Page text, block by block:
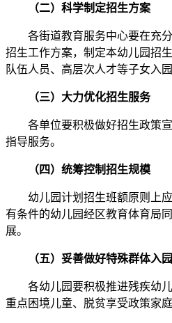
（二）科学制定招生方案
各街道教育服务中心要在充分
招生工作方案，制定本幼儿园招
队伍人员、高层次人才等子女入园
（三）大力优化招生服务
各单位要积极做好招生政策宣
指导服务。
（四）统筹控制招生规模
幼儿园计划招生班额原则上应
有条件的幼儿园经区教育体育局
展。
（五）妥善做好特殊群体入
各幼儿园要积极推进残疾幼儿
重点困境儿童、脱贫享受政策家